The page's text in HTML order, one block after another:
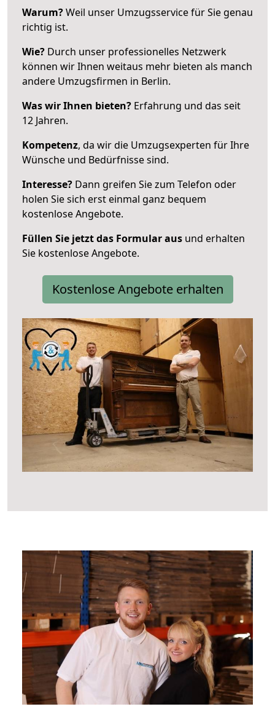
Warum?Weil unser Umzugsservice für Sie genau
richtig ist.
Wie? Durch unser professionelles Netzwerk
können wir Ihnen weitaus mehr bieten als manch
andere Umzugsfirmen in Berlin.
Was wir Ihnen bieten? Erfahrung und das seit
12 Jahren.
Kompetenz, da wir die Umzugsexperten für Ihre
Wünsche und Bedürfnisse sind.
Interesse? Dann greifen Sie zum Telefon oder
holen Sie sich erst einmal ganz bequem
kostenlose Angebote.
Füllen Sie jetzt das Formular aus und erhalten
Sie kostenlose Angebote.
Kostenlose Angebote erhalten